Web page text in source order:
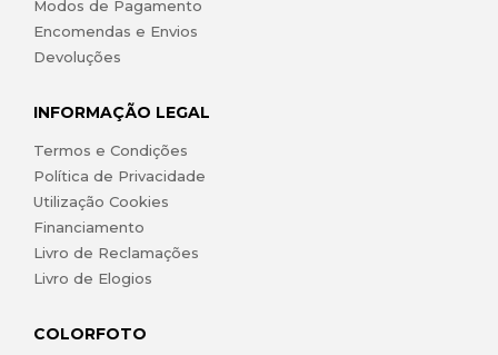
Modos de Pagamento
Encomendas e Envios
Devoluções
INFORMAÇÃO LEGAL
Termos e Condições
Política de Privacidade
Utilização Cookies
Financiamento
Livro de Reclamações
Livro de Elogios
COLORFOTO